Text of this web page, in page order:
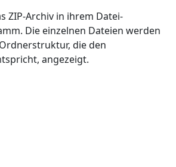
ZIP-Archiv in ihrem Datei-
Die einzelnen Dateien werden
die den
angezeigt.